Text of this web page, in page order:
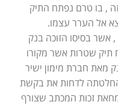
, בו טרם נפתח התיק
3. מכאן, נצא אל הערר עצמו.
4. בתיק זה , אשר בסיסו הזוכה בנק
שטרות אשר מקורו
מאת חברת מימון ישיר
בהחלטתה לדחות את בקשת
זכות המכתב שצורף